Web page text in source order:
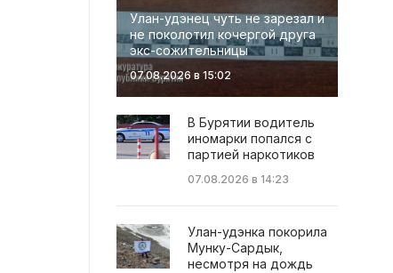
Улан-удэнец чуть не зарезал и
не поколотил кочергой друга
экс-сожительницы
07.08.2026 в 15:02
В Бурятии водитель
иномарки попался с
партией наркотиков
07.08.2026 в 14:23
Улан-удэнка покорила
Мунку-Сардык,
несмотря на дождь